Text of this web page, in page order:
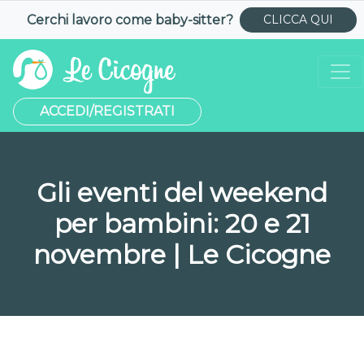
Cerchi lavoro come baby-sitter? CLICCA QUI
ACCEDI/REGISTRATI
Gli eventi del weekend
per bambini: 20 e 21
novembre | Le Cicogne